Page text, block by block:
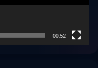
00:52